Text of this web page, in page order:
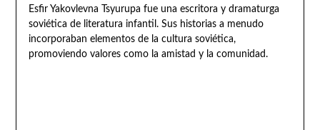
Esfir Yakovlevna Tsyurupa fue una escritora y dramaturga
soviética de literatura infantil. Sus historias a menudo
incorporaban elementos de la cultura soviética,
promoviendo valores como la amistad y la comunidad.